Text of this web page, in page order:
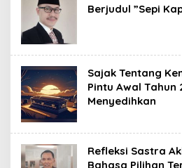
Berjudul ”Sepi
Sajak Tentang
Pintu Awal Tahun
Menyedihkan
Refleksi Sastra
Bahasa Pilihan